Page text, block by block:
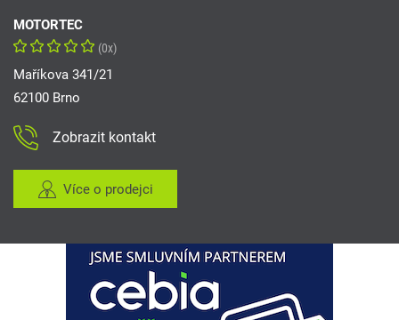
MOTORTEC
(0x)
Maříkova 341/21
62100 Brno
Zobrazit kontakt
Více o prodejci